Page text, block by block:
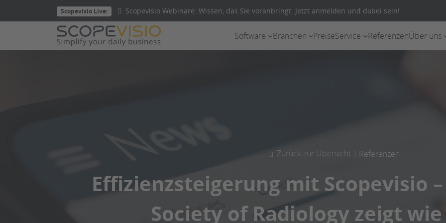
zum
Scopevisio Live: Scopevisio Webinare: Wissen, das Sie voranbringt. Jetzt anmelden und dabei sein!
Software Branchen PreiseService ReferenzenÜber uns
Zurück zur Übersicht | Referenzen
Effizienzsteigerung mit Scopevisio
Society of Radiology zeigt